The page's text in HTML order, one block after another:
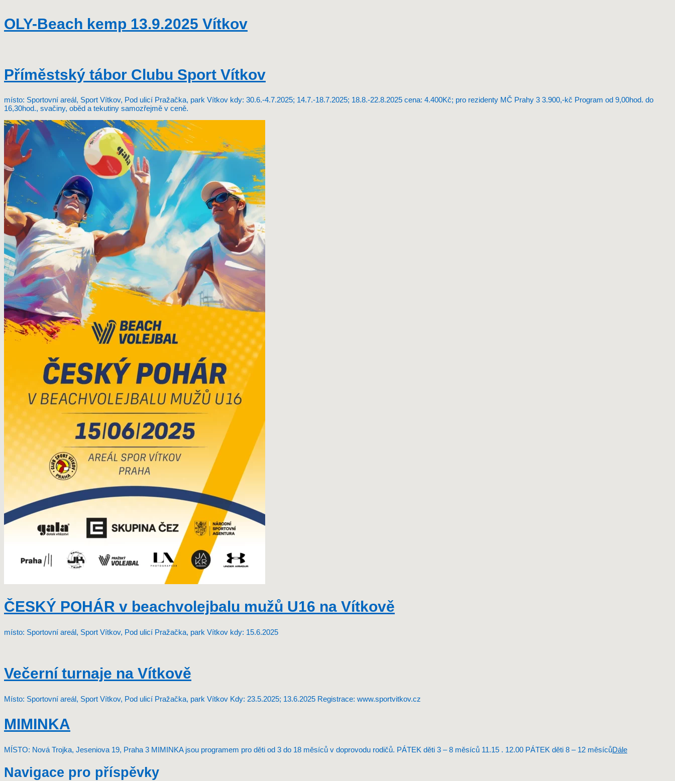
OLY-Beach kemp 13.9.2025 Vítkov
Příměstský tábor Clubu Sport Vítkov
místo: Sportovní areál, Sport Vítkov, Pod ulicí Pražačka, park Vítkov kdy: 30.6.-4.7.2025; 14.7.-18.7.2025; 18.8.-22.8.2025 cena: 4.400Kč; pro rezidenty MČ Prahy 3 3.900,-kč Program od 9,00hod. do
16,30hod., svačiny, oběd a tekutiny samozřejmě v ceně.
ČESKÝ POHÁR v beachvolejbalu mužů U16 na Vítkově
místo: Sportovní areál, Sport Vítkov, Pod ulicí Pražačka, park Vítkov kdy: 15.6.2025
Večerní turnaje na Vítkově
Místo: Sportovní areál, Sport Vítkov, Pod ulicí Pražačka, park Vítkov Kdy: 23.5.2025; 13.6.2025 Registrace: www.sportvitkov.cz
MIMINKA
MÍSTO: Nová Trojka, Jeseniova 19, Praha 3 MIMINKA jsou programem pro děti od 3 do 18 měsíců v doprovodu rodičů. PÁTEK děti 3 – 8 měsíců 11.15 . 12.00 PÁTEK děti 8 – 12 měsícůDále
Navigace pro příspěvky